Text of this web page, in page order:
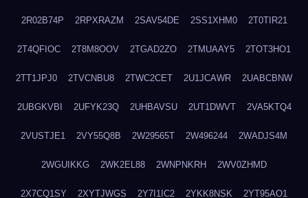
2R02B74P 2RPXRAZM 2SAV54DE 2SS1XHM0 2T0TIR21
2T4QFIOC 2T8M8OOV 2TGAD2ZO 2TMUAAY5 2TOT3HO1
2TT1JPJ0 2TVCNBU8 2TWC2CET 2U1JCAWR 2UABCBNW
2UBGKVBI 2UFYK23Q 2UHBAVSU 2UT1DWVT 2VA5KTQ4
2VUSTJE1 2VY55Q8B 2W29565T 2W496244 2WADJS4M
2WGUIKKG 2WK2EL88 2WNPNKRH 2WV0ZHMD
2X7CQ1SY 2XYTJWGS 2Y7I1IC2 2YKK8NSK 2YT95AO1